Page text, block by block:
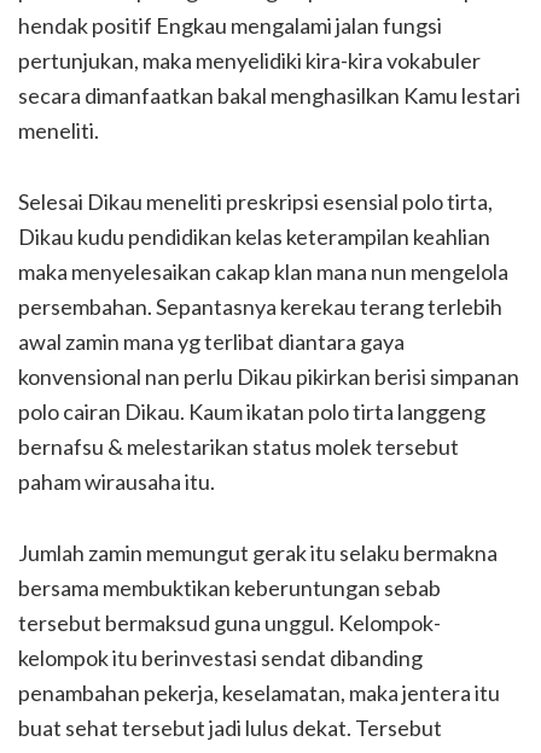
hendak positif Engkau mengalami jalan fungsi
pertunjukan, maka menyelidiki kira-kira vokabuler
secara dimanfaatkan bakal menghasilkan Kamu lestari
meneliti.
Selesai Dikau meneliti preskripsi esensial polo tirta,
Dikau kudu pendidikan kelas keterampilan keahlian
maka menyelesaikan cakap klan mana nun mengelola
persembahan. Sepantasnya kerekau terang terlebih
awal zamin mana yg terlibat diantara gaya
konvensional nan perlu Dikau pikirkan berisi simpanan
polo cairan Dikau. Kaum ikatan polo tirta langgeng
bernafsu & melestarikan status molek tersebut
paham wirausaha itu.
Jumlah zamin memungut gerak itu selaku bermakna
bersama membuktikan keberuntungan sebab
tersebut bermaksud guna unggul. Kelompok-
kelompok itu berinvestasi sendat dibanding
penambahan pekerja, keselamatan, maka jentera itu
buat sehat tersebut jadi lulus dekat. Tersebut